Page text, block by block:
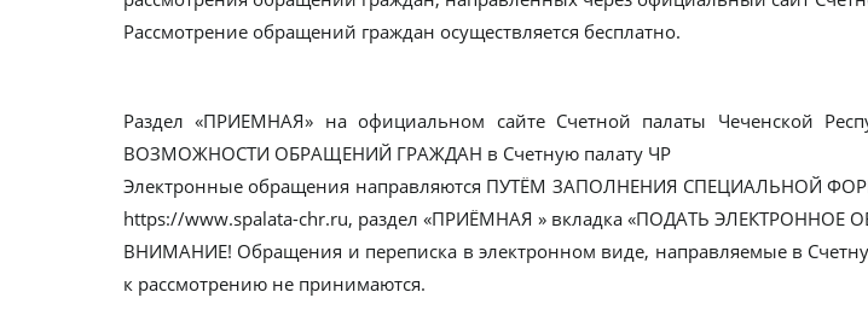
Рассмотрение обращений граждан осуществляется бесплатно.
Раздел «ПРИЕМНАЯ» на официальном сайте Счетной палаты Чеченской
ВОЗМОЖНОСТИ ОБРАЩЕНИЙ ГРАЖДАН в Счетную палату ЧР
Электронные обращения направляются ПУТЁМ ЗАПОЛНЕНИЯ СПЕЦИАЛЬНОЙ
https://www.spalata-chr.ru, раздел «ПРИЁМНАЯ » вкладка «ПОДАТЬ ЭЛЕКТРОННОЕ
ВНИМАНИЕ! Обращения и переписка в электронном виде, направляемые в
к рассмотрению не принимаются.